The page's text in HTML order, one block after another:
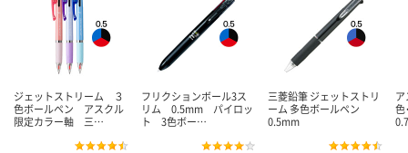
ジェットストリーム ３
色ボールペン アスクル
限定カラー軸 三…
フリクションボール3ス
リム 0.5mm パイロッ
ト 3色ボー…
三菱鉛筆 ジェットストリ
ーム 多色ボールペン
0.5mm